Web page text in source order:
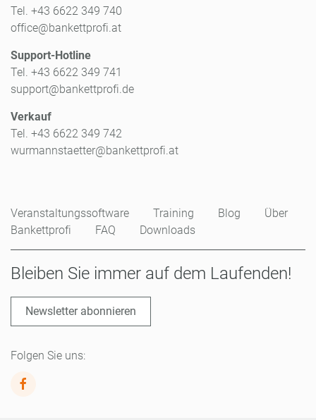
Tel. +43 6622 349 740
office@bankettprofi.at
Support-Hotline
Tel. +43 6622 349 741
support@bankettprofi.de
Verkauf
Tel. +43 6622 349 742
wurmannstaetter@bankettprofi.at
Veranstaltungssoftware Training Blog
Über
Bankettprofi
FAQ Downloads
Bleiben Sie immer auf dem Laufenden!
Newsletter abonnieren
Folgen Sie uns: